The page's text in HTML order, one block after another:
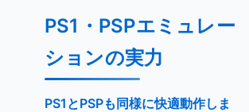
PS1・PSPエミュレー
ションの実力
PS1とPSPも同様に快適動作しま